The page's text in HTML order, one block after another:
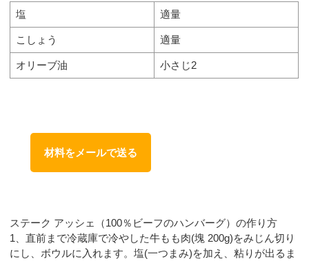
塩 適量
こしょう 適量
オリーブ油 小さじ2
材料をメールで送る
ステーク アッシェ（100％ビーフのハンバーグ）の作り方
1、直前まで冷蔵庫で冷やした牛もも肉(塊 200g)をみじん切り
にし、ボウルに入れます。塩(一つまみ)を加え、粘りが出るま